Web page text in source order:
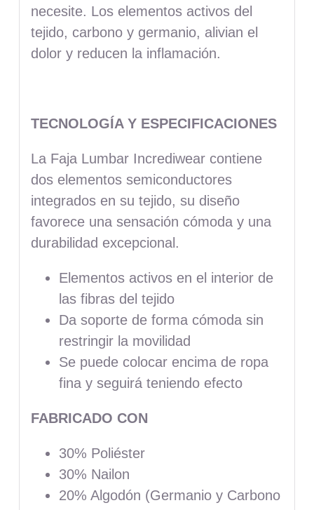
necesite. Los elementos activos del
tejido, carbono y germanio, alivian el
dolor y reducen la inflamación.
TECNOLOGÍA Y ESPECIFICACIONES
La Faja Lumbar Incrediwear contiene
dos elementos semiconductores
integrados en su tejido, su diseño
favorece una sensación cómoda y una
durabilidad excepcional.
Elementos activos en el interior de
las fibras del tejido
Da soporte de forma cómoda sin
restringir la movilidad
Se puede colocar encima de ropa
fina y seguirá teniendo efecto
FABRICADO CON
30% Poliéster
30% Nailon
20% Algodón (Germanio y Carbono